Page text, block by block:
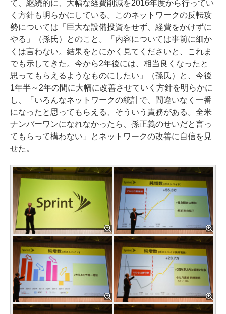
て、継続的に、大幅な経費削減を2016年度から行ってい
く方針も明らかにしている。このネットワークの反転攻
勢については「巨大な設備投資をせず、経費をかけずに
やる」（孫氏）とのこと。「内容については事前に細か
くは言わない。結果をとにかく見てくださいと、これま
でも示してきた。今から2年後には、相当良くなったと
思ってもらえるようなものにしたい」（孫氏）と、今後
1年半～2年の間に大幅に改善させていく方針を明らかに
し、「いろんなネットワークの統計で、間違いなく一番
になったと思ってもらえる、そういう責務がある。全米
ナンバーワンになれなかったら、孫正義のせいだと言っ
てもらって構わない」とネットワークの改善に自信を見
せた。